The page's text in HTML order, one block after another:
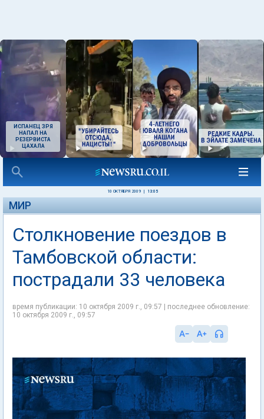
ИСПАНЕЦ ЗРЯ
НАПАЛ НА
РЕЗЕРВИСТА
ЦАХАЛА
10 ОКТЯБРЯ 2009 13:05
МИР
Столкновение поездов в
Тамбовской области:
пострадали 33 человека
время публикации: 10 октября 2009 г., 09:57 | последнее обновление:
10 октября 2009 г., 09:57